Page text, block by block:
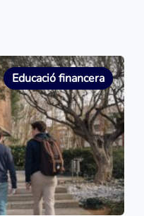
Educació financera